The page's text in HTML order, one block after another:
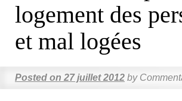
logement des
et mal logées
Posted on 27 juillet 2012 by